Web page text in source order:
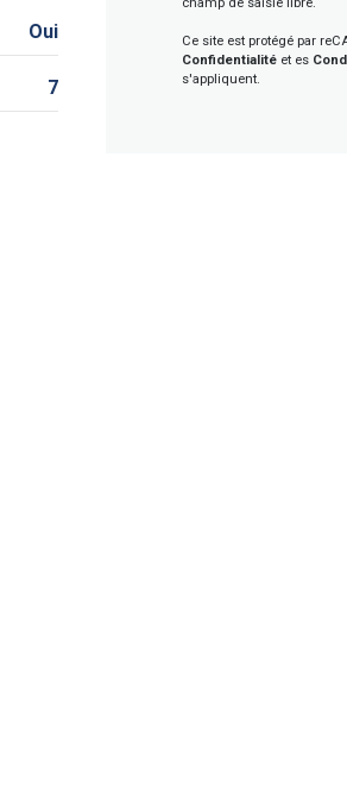
Oui
7
Ce site est protégé par
Confidentialitéet es
s'appliquent.